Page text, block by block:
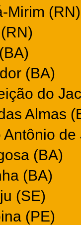
Mirim (RN)
(BA)
do
Almas
Antônio
(BA)
(BA)
(SE)
(PE)